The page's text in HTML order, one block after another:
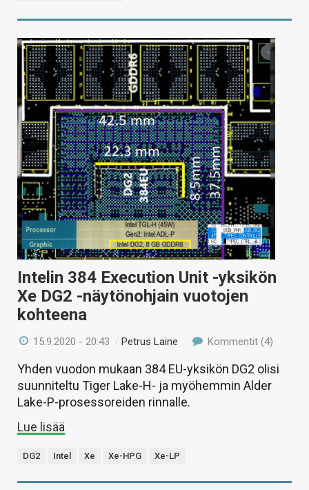
Intelin 384 Execution Unit -yksikön
Xe DG2 -näytönohjain vuotojen
kohteena
15.9.2020 - 20:43 /Petrus Laine Kommentit (4)
Yhden vuodon mukaan 384 EU-yksikön DG2 olisi
suunniteltu Tiger Lake-H- ja myöhemmin Alder
Lake-P-prosessoreiden rinnalle.
Lue lisää
DG2 Intel Xe Xe-HPG Xe-LP